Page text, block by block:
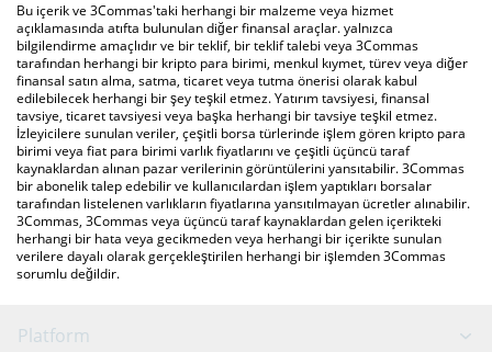
Bu içerik ve 3Commas'taki herhangi bir malzeme veya hizmet
açıklamasında atıfta bulunulan diğer finansal araçlar. yalnızca
bilgilendirme amaçlıdır ve bir teklif, bir teklif talebi veya 3Commas
tarafından herhangi bir kripto para birimi, menkul kıymet, türev veya diğer
finansal satın alma, satma, ticaret veya tutma önerisi olarak kabul
edilebilecek herhangi bir şey teşkil etmez. Yatırım tavsiyesi, finansal
tavsiye, ticaret tavsiyesi veya başka herhangi bir tavsiye teşkil etmez.
İzleyicilere sunulan veriler, çeşitli borsa türlerinde işlem gören kripto para
birimi veya fiat para birimi varlık fiyatlarını ve çeşitli üçüncü taraf
kaynaklardan alınan pazar verilerinin görüntülerini yansıtabilir. 3Commas
bir abonelik talep edebilir ve kullanıcılardan işlem yaptıkları borsalar
tarafından listelenen varlıkların fiyatlarına yansıtılmayan ücretler alınabilir.
3Commas, 3Commas veya üçüncü taraf kaynaklardan gelen içerikteki
herhangi bir hata veya gecikmeden veya herhangi bir içerikte sunulan
verilere dayalı olarak gerçekleştirilen herhangi bir işlemden 3Commas
sorumlu değildir.
Platform